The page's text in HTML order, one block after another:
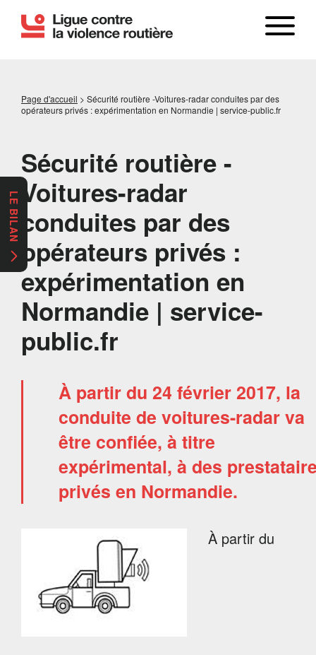
Page d'accueil > Sécurité routière -Voitures-radar conduites par des
opérateurs privés : expérimentation en Normandie | service-public.fr
Sécurité routière -
Voitures-radar
conduites par des
opérateurs privés :
expérimentation en
Normandie | service-
public.fr
À partir du 24 février 2017, la
conduite de voitures-radar va
être confiée, à titre
expérimental, à des
privés en Normandie.
À partir du
LE BILAN